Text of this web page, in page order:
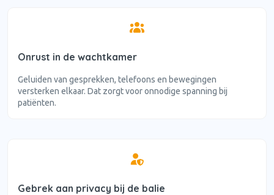
Onrust in de wachtkamer
Geluiden van gesprekken, telefoons en bewegingen
versterken elkaar. Dat zorgt voor onnodige spanning bij
patiënten.
Gebrek aan privacy bij de balie